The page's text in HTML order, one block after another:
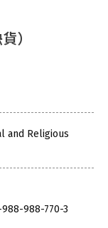
）
and Religious
988-770-3